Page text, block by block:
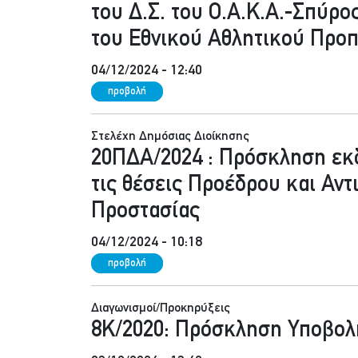
του Δ.Σ. του O.A.K.A.-
του Εθνικού Αθλητικού
04/12/2024 - 12:40
προβολή
Στελέχη Δημόσιας Διοίκησης
20ΠΔΑ/2024 : Πρόσκληση
τις θέσεις Προέδρου και
Προστασίας
04/12/2024 - 10:18
προβολή
Διαγωνισμοί/Προκηρύξεις
8Κ/2020: Πρόσκληση